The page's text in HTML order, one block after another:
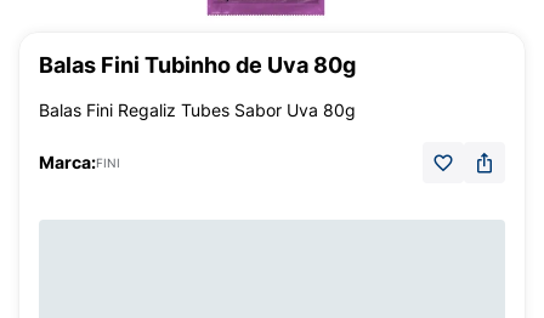
Balas Fini Tubinho de Uva 80g
Balas Fini Regaliz Tubes Sabor Uva 80g
Marca:FINI